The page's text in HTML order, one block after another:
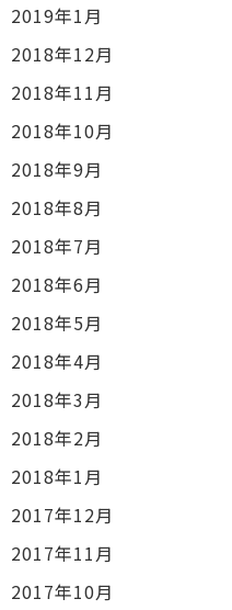
2019年1月
2018年12月
2018年11月
2018年10月
2018年9月
2018年8月
2018年7月
2018年6月
2018年5月
2018年4月
2018年3月
2018年2月
2018年1月
2017年12月
2017年11月
2017年10月